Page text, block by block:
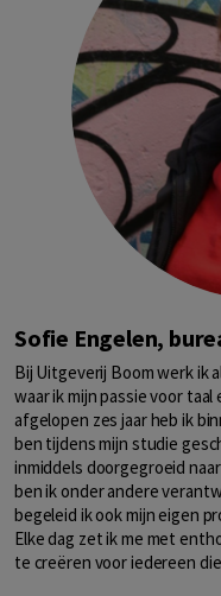
Sofie Engelen,
Bij Uitgeverij Boom werk ik
waar ik mijn passie voor
afgelopen zes jaar heb ik
ben tijdens mijn studie
inmiddels doorgegroeid
ben ik onder andere
begeleid ik ook mijn eigen
Elke dag zet ik me met
te creëren voor iedereen